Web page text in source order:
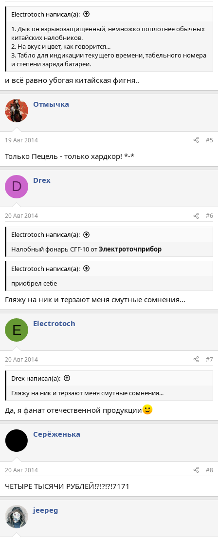
Electrotoch написал(а):
1. Дык он взрывозащищённый, немножко поплотнее обычных
китайских налобников.
2. На вкус и цвет, как говорится...
3. Табло для индикации текущего времени, табельного номера
и степени заряда батареи.
и всё равно убогая китайская фигня..
Отмычка
19 Авг 2014 #5
Только Пецель - только хардкор! *-*
D Drex
20 Авг 2014 #6
Electrotoch написал(а):
Налобный фонарь СГГ-10 отЭлектроточприбор
Electrotoch написал(а):
приобрел себе
Гляжу на ник и терзают меня смутные сомнения...
E Electrotoch
20 Авг 2014 #7
Drex написал(а):
Гляжу на ник и терзают меня смутные сомнения...
Да, я фанат отечественной продукции
Серёженька
20 Авг 2014 #8
ЧЕТЫРЕ ТЫСЯЧИ РУБЛЕЙ!?!?!?!7171
jeepeg